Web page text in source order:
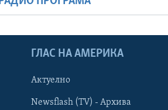
ГЛАС НА АМЕРИКА
Актуелно
Newsflash (TV) - Архива